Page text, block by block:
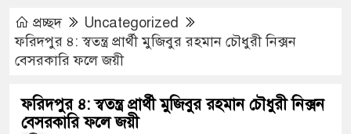
সিল-স্বাক্ষর জালিয়াতি চক্রের পাঁচ
প্রচ্ছদ
Uncategorized
ফরিদপুর ৪: স্বতন্ত্র প্রার্থী মুজিবুর রহমান চৌধুরী নিক্সন
বেসরকারি ফলে জয়ী
ফরিদপুর ৪: স্বতন্ত্র প্রার্থী মুজিবুর রহমান চৌধুরী নিক্সন
বেসরকারি ফলে জয়ী